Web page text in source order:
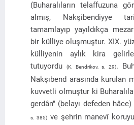
(Buharalıların telaffuzuna
almış, Nakşibendiyye
tamamlayıp yayıldıkça
bir külliye oluşmuştur. XIX.
külliyenin aylık kira
tutuyordu
(K. Bendrikov, s. 29).
Nakşıbend arasında kurulan
kuvvetli olmuştur ki
gerdân" (belayı defeden
s. 385)ve şehrin manevî